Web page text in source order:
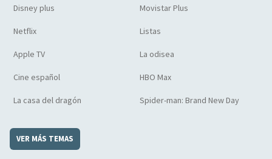
Disney plus Movistar Plus
Netflix Listas
Apple TV La odisea
Cine español HBO Max
La casa del dragón Spider-man: Brand New Day
VER MÁS TEMAS